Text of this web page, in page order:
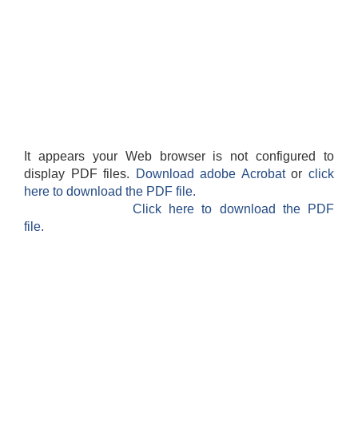
It appears your Web browser is not configured to
display PDF files.
Download adobe Acrobatorclick
here to download the PDF file.
Click here to download the PDF
file.